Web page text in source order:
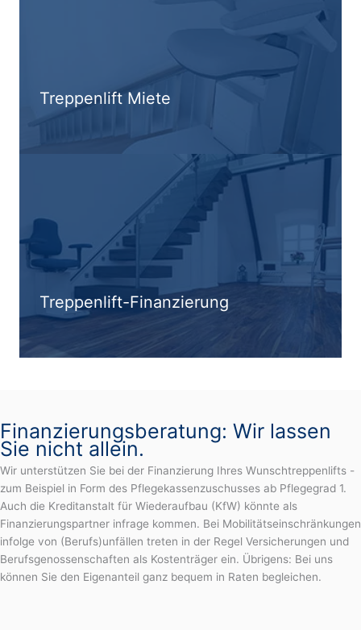
Treppenlift Miete
Treppenlift-Finanzierung
Finanzierungsberatung: Wir lassen
Sie nicht allein.
Wir unterstützen Sie bei der Finanzierung Ihres Wunschtreppenlifts -
zum Beispiel in Form des Pflegekassenzuschusses ab Pflegegrad 1.
Auch die Kreditanstalt für Wiederaufbau (KfW) könnte als
Finanzierungspartner infrage kommen. Bei Mobilitätseinschränkungen
infolge von (Berufs)unfällen treten in der Regel Versicherungen und
Berufsgenossenschaften als Kostenträger ein. Übrigens: Bei uns
können Sie den Eigenanteil ganz bequem in Raten begleichen.